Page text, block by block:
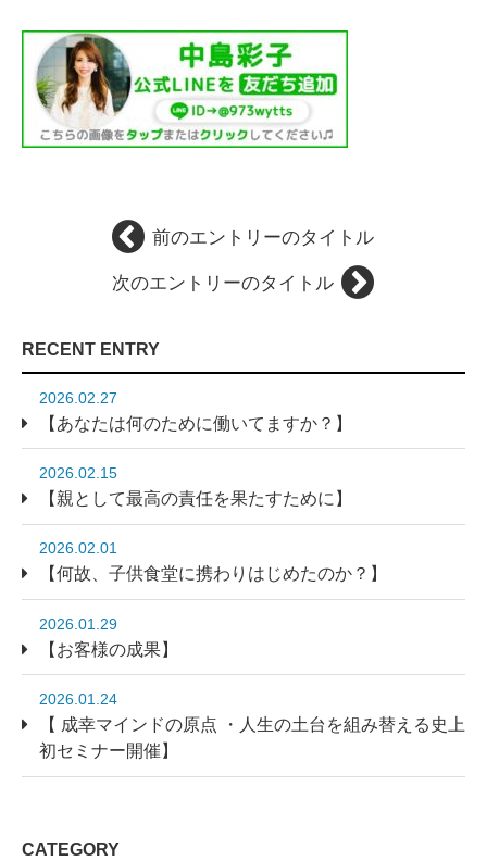
前のエントリーのタイトル
次のエントリーのタイトル
RECENT ENTRY
2026.02.27
【あなたは何のために働いてますか？】
2026.02.15
【親として最高の責任を果たすために】
2026.02.01
【何故、子供食堂に携わりはじめたのか？】
2026.01.29
【お客様の成果】
2026.01.24
【 成幸マインドの原点 ・人生の土台を組み替える史上
初セミナー開催】
CATEGORY